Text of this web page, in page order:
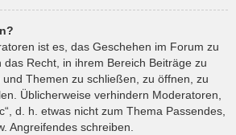
ist es, das Geschehen im Forum zu
Recht, in ihrem Bereich Beiträge zu
Themen zu schließen, zu öffnen, zu
Üblicherweise verhindern Moderatoren,
d. h. etwas nicht zum Thema Passendes,
Angreifendes schreiben.